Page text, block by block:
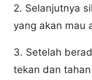
2. Selanjutnya
yang akan mau
3. Setelah
tekan dan